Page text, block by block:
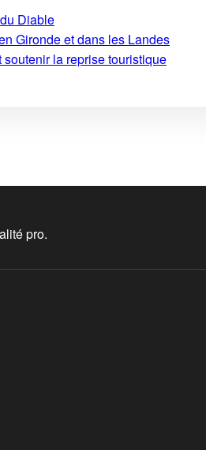
Diable
Gironde et dans les Landes
la reprise touristique
pro.